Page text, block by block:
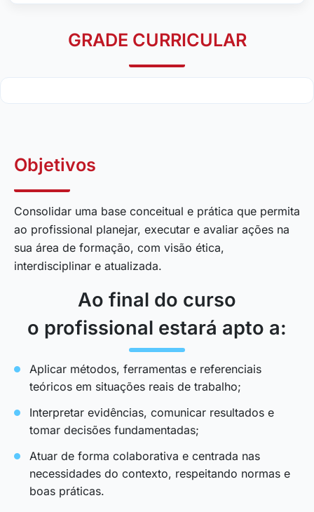
GRADE CURRICULAR
Objetivos
Consolidar uma base conceitual e prática que permita
ao profissional planejar, executar e avaliar ações na
sua área de formação, com visão ética,
interdisciplinar e atualizada.
Ao final do curso
o profissional estará apto a:
Aplicar métodos, ferramentas e referenciais
teóricos em situações reais de trabalho;
Interpretar evidências, comunicar resultados e
tomar decisões fundamentadas;
Atuar de forma colaborativa e centrada nas
necessidades do contexto, respeitando normas e
boas práticas.